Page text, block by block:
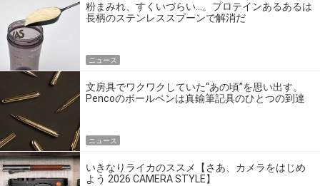
粉まみれ、すくいづらい…。プロテインあるあるは
長柄のステンレススプーンで解消だ
ニュース
文房具でワクワクしていた“あの頃”を思い出す。
Pencoのボールペンは真鍮筆記具のひとつの到達
ニュース
いきなりライカのススメ【さあ、カメラをはじめ
よう 2026 CAMERA STYLE】